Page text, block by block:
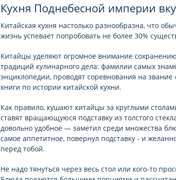
Кухня Поднебесной империи
Китайская кухня настолько разнообразна, что
жизнь успевает попробовать не более 30%
Китайцы уделяют огромное внимание
традиций кулинарного дела: фамилии самых
энциклопедии, проводят соревнования на
книги по истории китайской кухни.
Как правило, кушают китайцы за круглыми
ставят вращающуюся подставку из толстого
довольно удобное — заметил среди множества
самое аппетитное, повернул подставку - и
перед тобой.
Не надо тянуться через весь стол или кого-то